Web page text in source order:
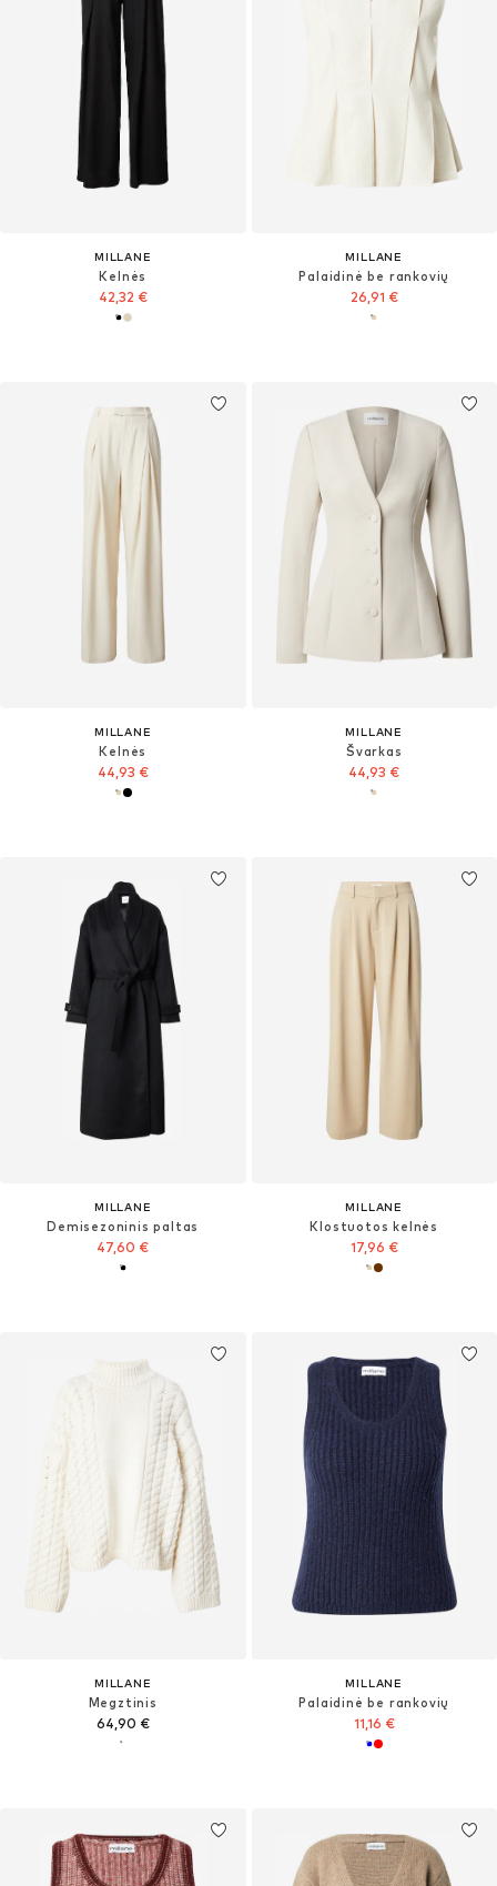
MILLANE
Kelnės
42,32 €
MILLANE
Palaidinė be rankovių
26,91 €
MILLANE
Kelnės
44,93 €
MILLANE
Švarkas
44,93 €
MILLANE
Demisezoninis paltas
47,60 €
MILLANE
Klostuotos kelnės
17,96 €
MILLANE
Megztinis
64,90 €
MILLANE
Palaidinė be rankovių
11,16 €